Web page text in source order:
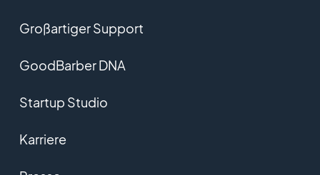
Großartiger Support
GoodBarber DNA
Startup Studio
Karriere